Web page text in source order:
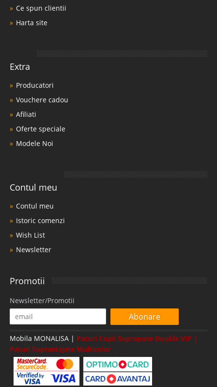
Ce spun clientii
Harta site
Extra
Producatori
Vouchere cadou
Afiliati
Oferte speciale
Modele Noi
Contul meu
Contul meu
Istoric comenzi
Wish List
Newsletter
Promotii
Newsletter/Promotii
Abonare
Mobila MONALISA | Paturi Copii Suprapuse Double VIP |
Paturi Supraetajate Multicolor